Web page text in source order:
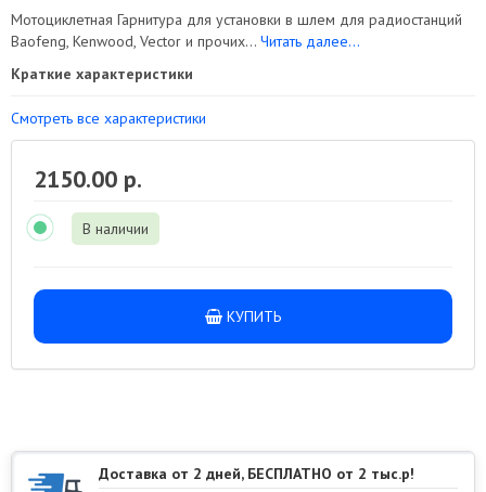
Мотоциклетная Гарнитура для установки в шлем для радиостанций
Baofeng, Kenwood, Vector и прочих... Читать далее...
Краткие характеристики
Смотреть все характеристики
2150.00 р.
В наличии
КУПИТЬ
Доставка от 2 дней, БЕСПЛАТНО от 2 тыс.р!